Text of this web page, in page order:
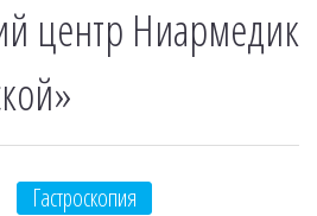
центр Ниармедик
Гастроскопия